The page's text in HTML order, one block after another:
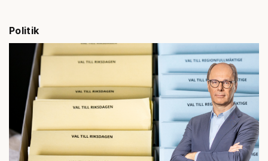
Politik